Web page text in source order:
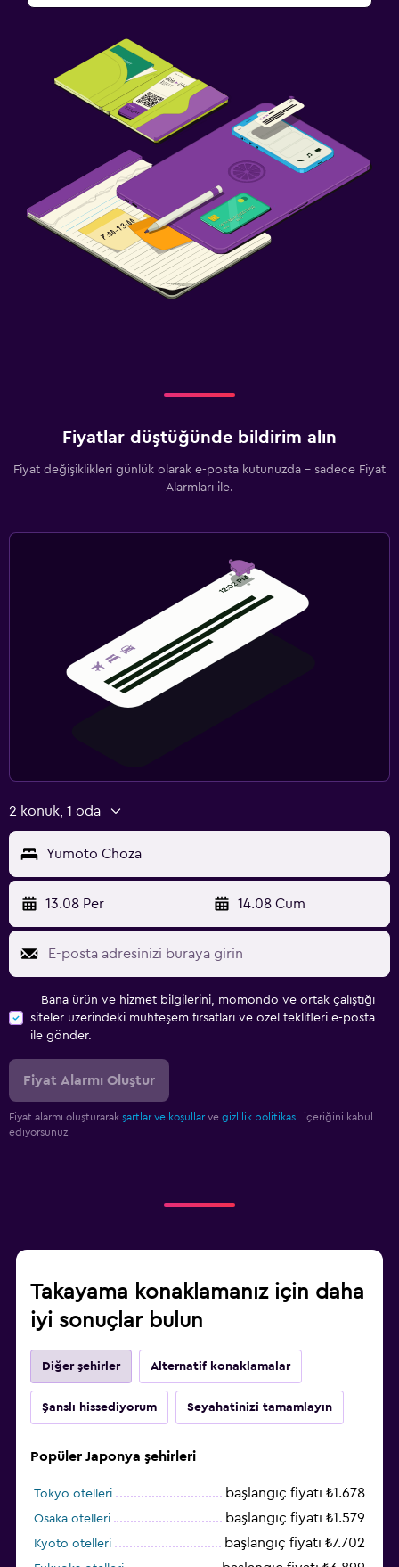
Fiyatlar düştüğünde bildirim alın
Fiyat değişiklikleri günlük olarak e-posta kutunuzda - sadece Fiyat
Alarmları ile.
2 konuk, 1 oda
Yumoto Choza
13.08 Per 14.08 Cum
Bana ürün ve hizmet bilgilerini, momondo ve ortak çalıştığı
siteler üzerindeki muhteşem fırsatları ve özel teklifleri e-posta
ile gönder.
Fiyat Alarmı Oluştur
Fiyat alarmı oluşturarak şartlar ve koşullar ve gizlilik politikası.
içeriğini kabul
ediyorsunuz
Takayama konaklamanız için daha
iyi sonuçlar bulun
Diğer şehirler Alternatif konaklamalar
Şanslı hissediyorum Seyahatinizi tamamlayın
Popüler Japonya şehirleri
Tokyo otelleri başlangıç fiyatı ₺1.678
Osaka otelleri başlangıç fiyatı ₺1.579
Kyoto otelleri başlangıç fiyatı ₺7.702